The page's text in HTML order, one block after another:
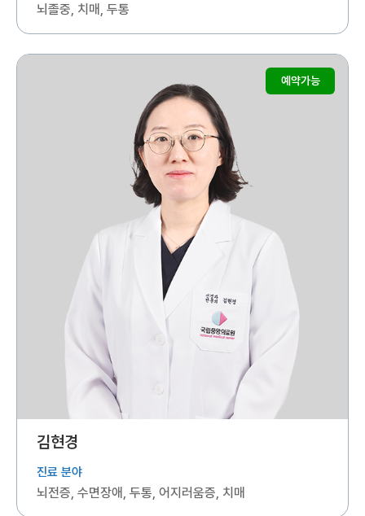
뇌졸중, 치매, 두통
예약가능
김현경
진료 분야
뇌전증, 수면장애, 두통, 어지러움증, 치매